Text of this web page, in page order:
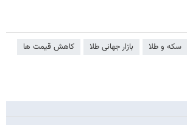
سکه و طلا بازار جهانی طلا
کاهش قیمت ها